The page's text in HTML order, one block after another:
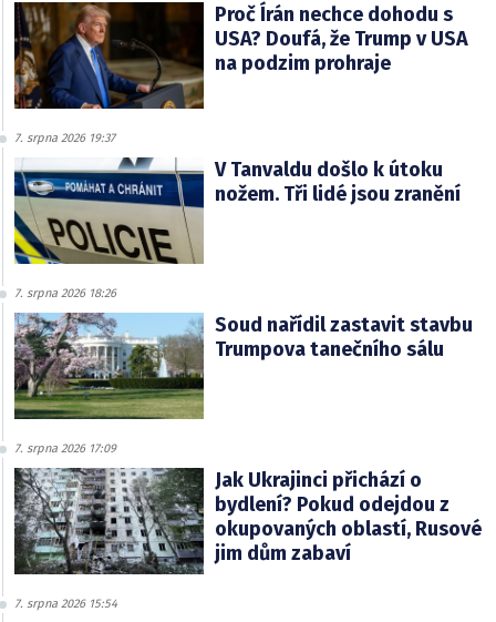
Proč Írán nechce dohodu s
USA? Doufá, že Trump v USA
na podzim prohraje
7. srpna 2026 19:37
V Tanvaldu došlo k útoku
nožem. Tři lidé jsou zranění
7. srpna 2026 18:26
Soud nařídil zastavit stavbu
Trumpova tanečního sálu
7. srpna 2026 17:09
Jak Ukrajinci přichází o
bydlení? Pokud odejdou z
okupovaných oblastí, Rusové
jim dům zabaví
7. srpna 2026 15:54